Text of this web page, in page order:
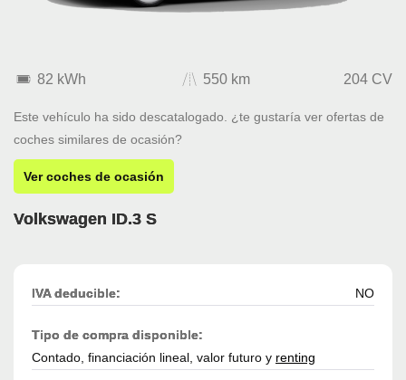
82 kWh 550 km 204 CV
Este vehículo ha sido descatalogado. ¿te gustaría ver ofertas de
coches similares de ocasión?
Ver coches de ocasión
Volkswagen ID.3 S
IVA deducible: NO
Tipo de compra disponible:
Contado, financiación lineal, valor futuro y renting